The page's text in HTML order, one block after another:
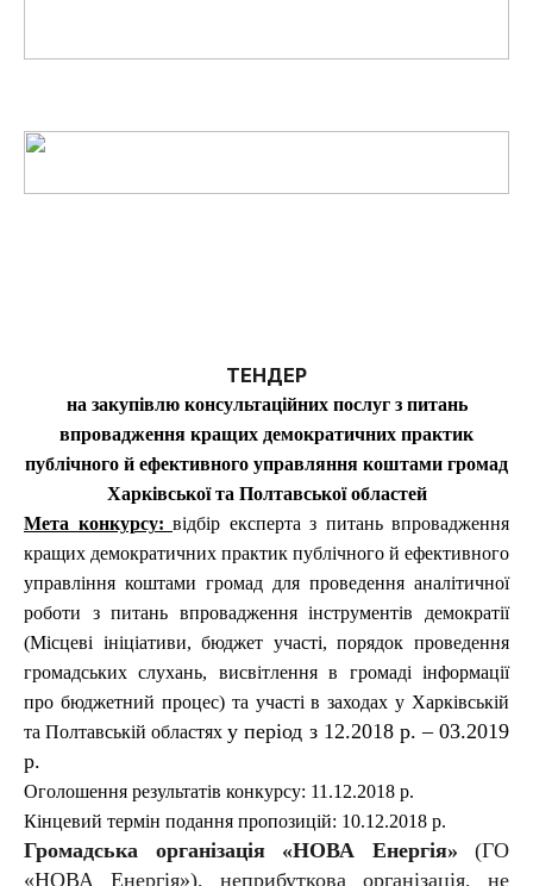
ТЕНДЕР
на закупівлю консультаційних послуг з питань
впровадження кращих демократичних практик
публічного й ефективного управляння коштами громад
Харківської та Полтавської областей
Мета конкурсу: відбір експерта з питань впровадження
кращих демократичних практик публічного й ефективного
управління коштами громад для проведення аналітичної
роботи з питань впровадження інструментів демократії
(Місцеві ініціативи, бюджет участі, порядок проведення
громадських слухань, висвітлення в громаді інформації
про бюджетний процес) та участі в заходах у Харківській
та Полтавській областяху період з 12.2018р. – 03.2019
р.
Оголошення результатів конкурсу: 11.12.2018 р.
Кінцевий термін подання пропозицій: 10.12.2018 р.
Громадська організація «НОВА Енергія» (ГО
«НОВА Енергія»), неприбуткова організація, не